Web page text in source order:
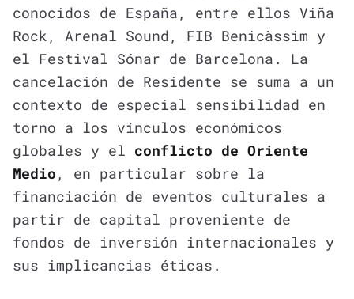
conocidos de España, entre ellos Viña
Rock, Arenal Sound, FIB Benicàssim y
el Festival Sónar de Barcelona. La
cancelación de Residente se suma a un
contexto de especial sensibilidad en
torno a los vínculos económicos
globales y el conflicto de Oriente
Medio , en particular sobre la
financiación de eventos culturales a
partir de capital proveniente de
fondos de inversión internacionales y
sus implicancias éticas.